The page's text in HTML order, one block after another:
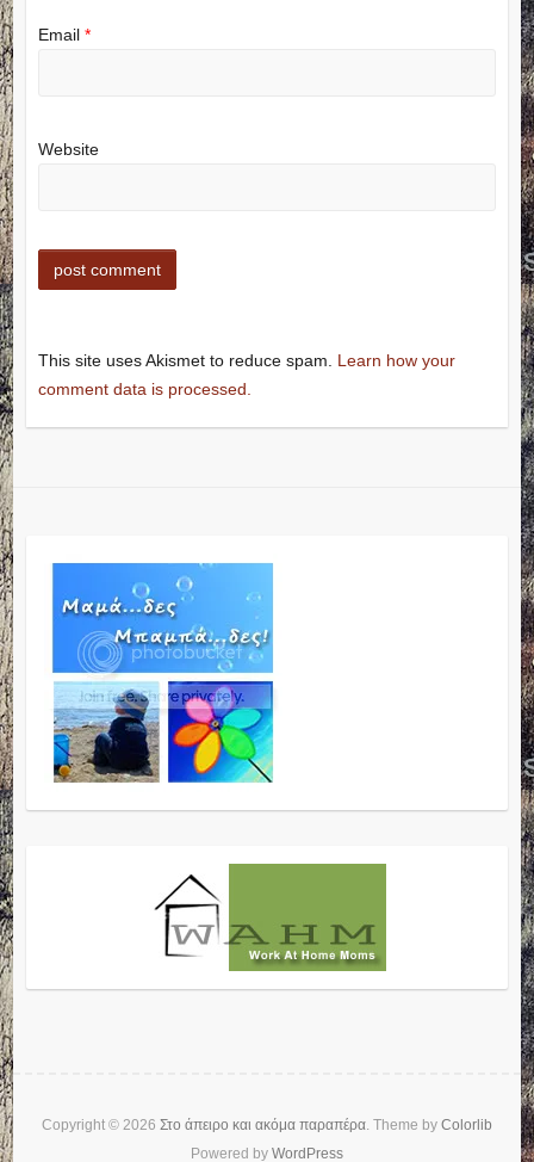
Email *
Website
This site uses Akismet to reduce spam. Learn how your
comment data is processed.
Copyright © 2026 Στο άπειρο και ακόμα παραπέρα. Theme by Colorlib
Powered by WordPress